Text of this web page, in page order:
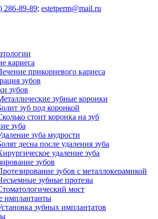
286-89-89; estetperm@mail.ru
кариеса
прикорневого кариеса
зубов
зубов
зубные коронки
зуб под коронкой
стоит коронка на зуб
зуба
зуба мудрости
десна после удаления зуба
удаление зуба
зубов
зубов с металлокерамикой
зубные протезы
мост
имплантанты
зубных имплантатов